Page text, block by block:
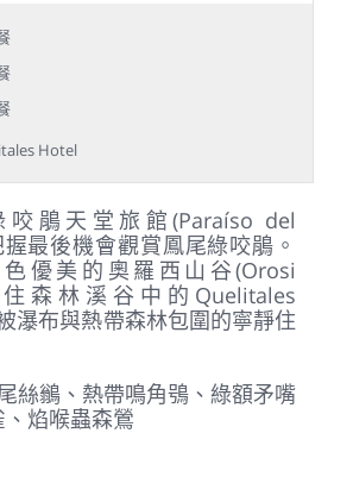
雷(Savegre)地區尋找被譽為
鳥類之一的鳳尾綠咬鵑。上午
(Batsu Garden)賞鳥、攝影，
步農場周邊，是兼具夢幻鳥種
一日。
綠雀、白領美洲咬鵑、綠寶小
哥、石板灰刺花鳥